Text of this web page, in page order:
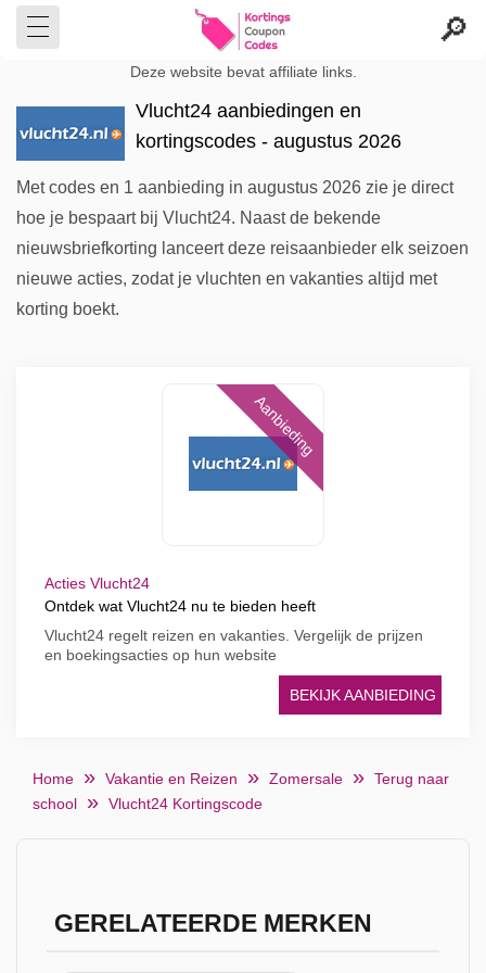
Deze website bevat affiliate links.
Vlucht24 aanbiedingen en
kortingscodes - augustus 2026
Met codes en 1 aanbieding in augustus 2026 zie je direct
hoe je bespaart bij Vlucht24. Naast de bekende
nieuwsbriefkorting lanceert deze reisaanbieder elk seizoen
nieuwe acties, zodat je vluchten en vakanties altijd met
korting boekt.
Aanbieding
Acties Vlucht24
Ontdek wat Vlucht24 nu te bieden heeft
Vlucht24 regelt reizen en vakanties. Vergelijk de prijzen
en boekingsacties op hun website
BEKIJK AANBIEDING
Home Vakantie en Reizen Zomersale
Terug naar
school
Vlucht24 Kortingscode
GERELATEERDE MERKEN